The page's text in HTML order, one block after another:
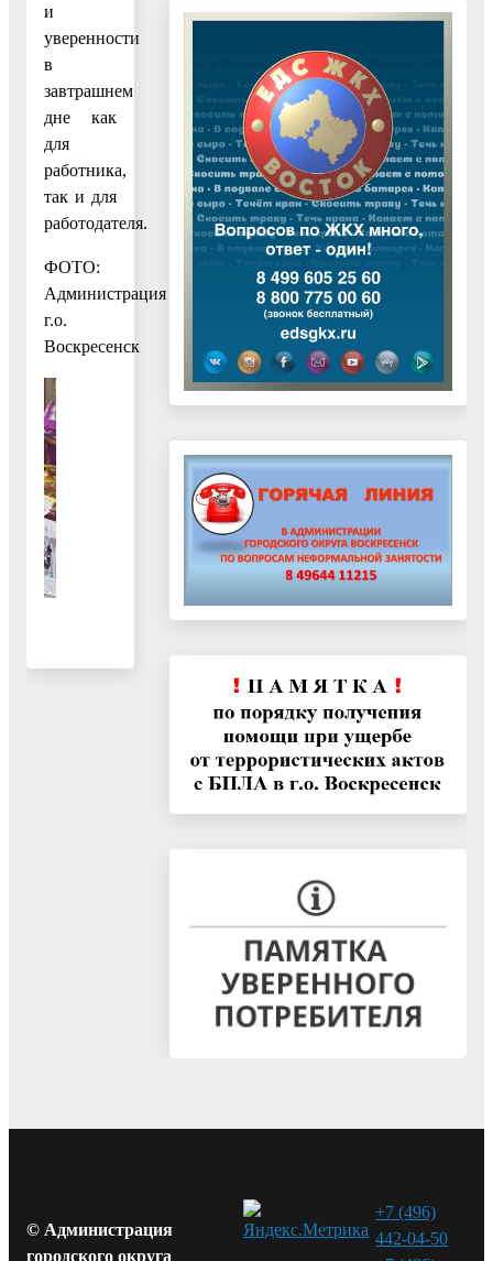
и
уверенности
в
завтрашнем
дне как
для
работника,
так и для
работодателя.
ФОТО:
Администрация
г.о.
Воскресенск
© Администрация
городского округа
+7 (496)
442-04-50